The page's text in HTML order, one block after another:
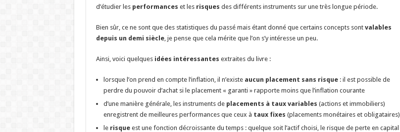
d’étudier les performances et les risques des différents instruments sur une très longue période.
Bien sûr, ce ne sont que des statistiques du passé mais étant donné que certains concepts sont valables
depuis un demi siècle, je pense que cela mérite que l’on s’y intéresse un peu.
Ainsi, voici quelques idées intéressantes extraites du livre :
lorsque l’on prend en compte l’inflation, il n’existe aucun placement sans risque: il est possible de
perdre du pouvoir d’achat si le placement « garanti » rapporte moins que l’inflation courante
d’une manière générale, les instruments de placements à taux variables (actions et immobiliers)
enregistrent de meilleures performances que ceux à taux fixes (placements monétaires et obligataires)
le risqueest une fonction décroissante du temps : quelque soit l’actif choisi, le risque de perte en capital